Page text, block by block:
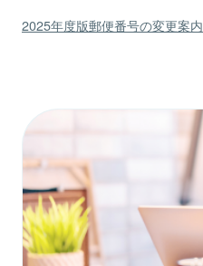
2025年度版郵便番号の変更案内